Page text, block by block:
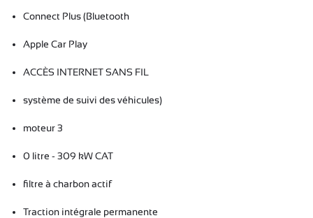
Connect Plus (Bluetooth
Apple Car Play
ACCÈS INTERNET SANS FIL
système de suivi des véhicules)
moteur 3
0 litre - 309 kW CAT
filtre à charbon actif
Traction intégrale permanente